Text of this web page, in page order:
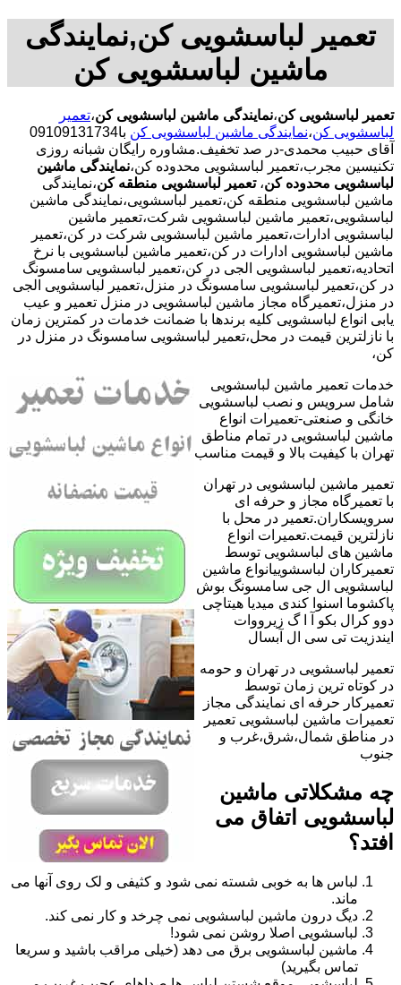
تعمیر لباسشویی کن,نمایندگی
ماشین لباسشویی کن
تعمیر لباسشویی کن،نمایندگی ماشین لباسشویی کن،تعمیر
لباسشویی کن،نمایندگی ماشین لباسشویی کن
با09109131734
آقای حبیب محمدی-در صد تخفیف.مشاوره رایگان شبانه روزی
تکنیسین مجرب،تعمیر لباسشویی محدوده کن،نمایندگی ماشین
لباسشویی محدوده کن، تعمیر لباسشویی منطقه کن،نمایندگی
ماشین لباسشویی منطقه کن،تعمیر لباسشویی،نمایندگی ماشین
لباسشویی،تعمیر ماشین لباسشویی شرکت،تعمیر ماشین
لباسشویی ادارات،تعمیر ماشین لباسشویی شرکت در کن،تعمیر
ماشین لباسشویی ادارات در کن،تعمیر ماشین لباسشویی با نرخ
اتحادیه،تعمیر لباسشویی الجی در کن،تعمیر لباسشویی سامسونگ
در کن،تعمیر لباسشویی سامسونگ در منزل،تعمیر لباسشویی الجی
در منزل،تعمیرگاه مجاز ماشین لباسشویی در منزل تعمیر و عیب
یابی انواع لباسشویی کلیه برندها با ضمانت خدمات در کمترین زمان
با نازلترین قیمت در محل،تعمیر لباسشویی سامسونگ در منزل در
کن،
خدمات تعمیر ماشین لباسشویی
شامل سرویس و نصب لباسشویی
خانگی و صنعتی-تعمیرات انواع
ماشین لباسشویی در تمام مناطق
تهران با کیفیت بالا و قیمت مناسب
تعمیر ماشین لباسشویی در تهران
با تعمیرگاه مجاز و حرفه ای
سرویسکاران.تعمیر در محل با
نازلترین قیمت.تعمیرات انواع
ماشین های لباسشویی توسط
تعمیرکاران لباسشوییانواع ماشین
لباسشویی ال جی سامسونگ بوش
پاکشوما اسنوا کندی میدیا هیتاچی
دوو کرال بکو آ ا گ زیرووات
ایندزیت تی سی ال آبسال
تعمیر لباسشویی در تهران و حومه
در کوتاه ترین زمان توسط
تعمیرکار حرفه ای نمایندگی مجاز
تعمیرات ماشین لباسشویی تعمیر
در مناطق شمال،شرق،غرب و
جنوب
چه مشکلاتی ماشین
لباسشویی اتفاق می
افتد؟
لباس ها به خوبی شسته نمی شود و کثیفی و لک روی آنها می
ماند.
دیگ درون ماشین لباسشویی نمی چرخد و کار نمی کند.
لباسشویی اصلا روشن نمی شود!
ماشین لباسشویی برق می دهد (خیلی مراقب باشید و سریعا
تماس بگیرید)